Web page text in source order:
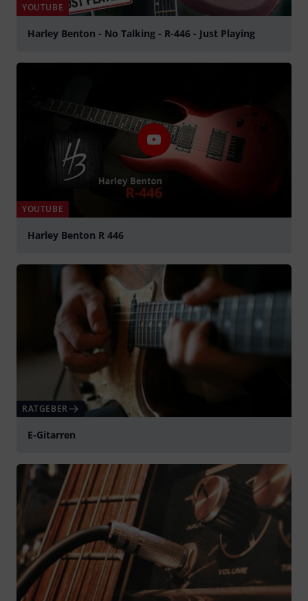
YOUTUBE
Harley Benton - No Talking - R-446 - Just Playing
YOUTUBE
Harley Benton R 446
RATGEBER
E-Gitarren